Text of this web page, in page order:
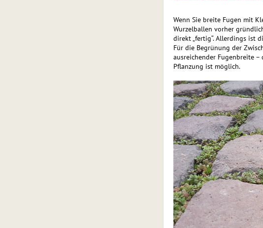
Wenn Sie breite Fugen mit
Wurzelballen vorher
direkt „fertig“. Allerdings ist
Für die Begrünung der
ausreichender Fugenbreite
Pflanzung ist möglich.